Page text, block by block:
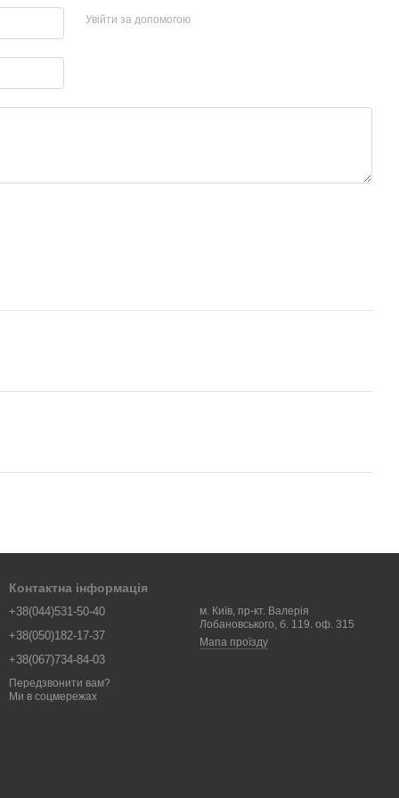
Увійти за допомогою
Контактна інформація
+38(044)531-50-40
+38(050)182-17-37
+38(067)734-84-03
Передзвонити вам?
м. Київ, пр-кт. Валерія
Лобановського, б. 119. оф. 315
Мапа проїзду
Ми в соцмережах